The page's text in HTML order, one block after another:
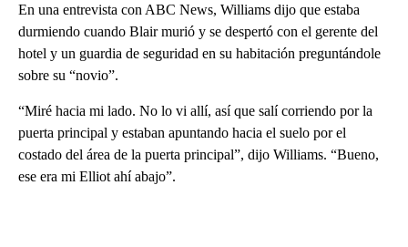
En una entrevista con ABC News, Williams dijo que estaba
durmiendo cuando Blair murió y se despertó con el gerente del
hotel y un guardia de seguridad en su habitación preguntándole
sobre su “novio”.
“Miré hacia mi lado. No lo vi allí, así que salí corriendo por la
puerta principal y estaban apuntando hacia el suelo por el
costado del área de la puerta principal”, dijo Williams. “Bueno,
ese era mi Elliot ahí abajo”.